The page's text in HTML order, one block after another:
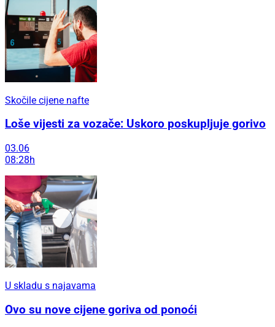
Skočile cijene nafte
Loše vijesti za vozače: Uskoro poskupljuje gorivo
03.06
08:28h
U skladu s najavama
Ovo su nove cijene goriva od ponoći